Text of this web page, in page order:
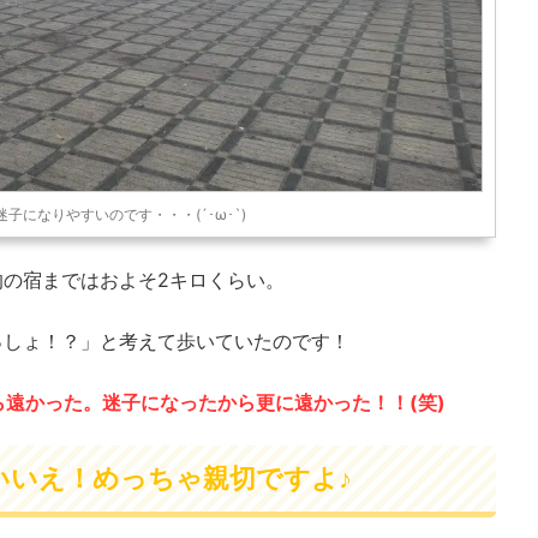
子になりやすいのです・・・(´･ω･`)
宿まではおよそ2キロくらい。
ょ！？」と考えて歩いていたのです！
かった。迷子になったから更に遠かった！！(笑)
え！めっちゃ親切ですよ♪